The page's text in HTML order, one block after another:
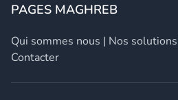
PAGES MAGHREB
Qui sommes nous | Nos
Contacter